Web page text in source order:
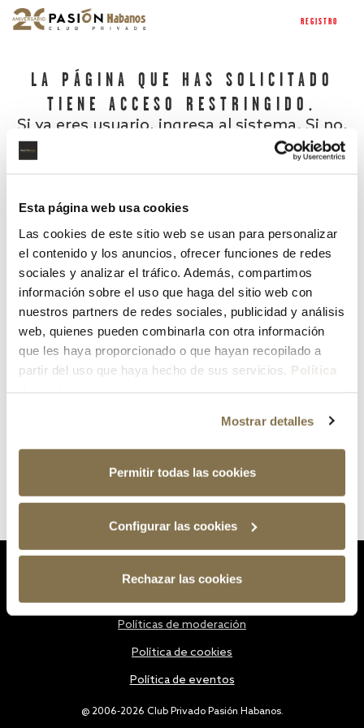
Esta página web usa cookies
Las cookies de este sitio web se usan para personalizar
el contenido y los anuncios, ofrecer funciones de redes
sociales y analizar el tráfico. Además, compartimos
información sobre el uso que haga del sitio web con
nuestros partners de redes sociales, publicidad y análisis
web, quienes pueden combinarla con otra información
que les haya proporcionado o que hayan recopilado a
partir del uso que haya hecho de sus servicios. Política
Mostrar detalles
Permitir todas las cookies
Configurar las cookies
Rechazar las cookies
REGISTRO
LA PÁGINA QUE HAS SOLICITADO
TIENE ACCESO RESTRINGIDO.
Si ya eres usuario, ingresa al sistema. Si no,
¿Has olvidado tu contraseña?
@ 2006-2026 Club Privado Pasión Habanos.
Políticas de moderación
Política de cookies
Política de eventos